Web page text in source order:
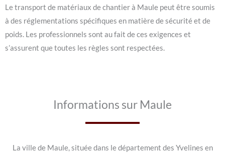
Le transport de matériaux de chantier à Maule peut être soumis
à des réglementations spécifiques en matière de sécurité et de
poids. Les professionnels sont au fait de ces exigences et
s’assurent que toutes les règles sont respectées.
Informations sur Maule
La ville de Maule, située dans le département des Yvelines en